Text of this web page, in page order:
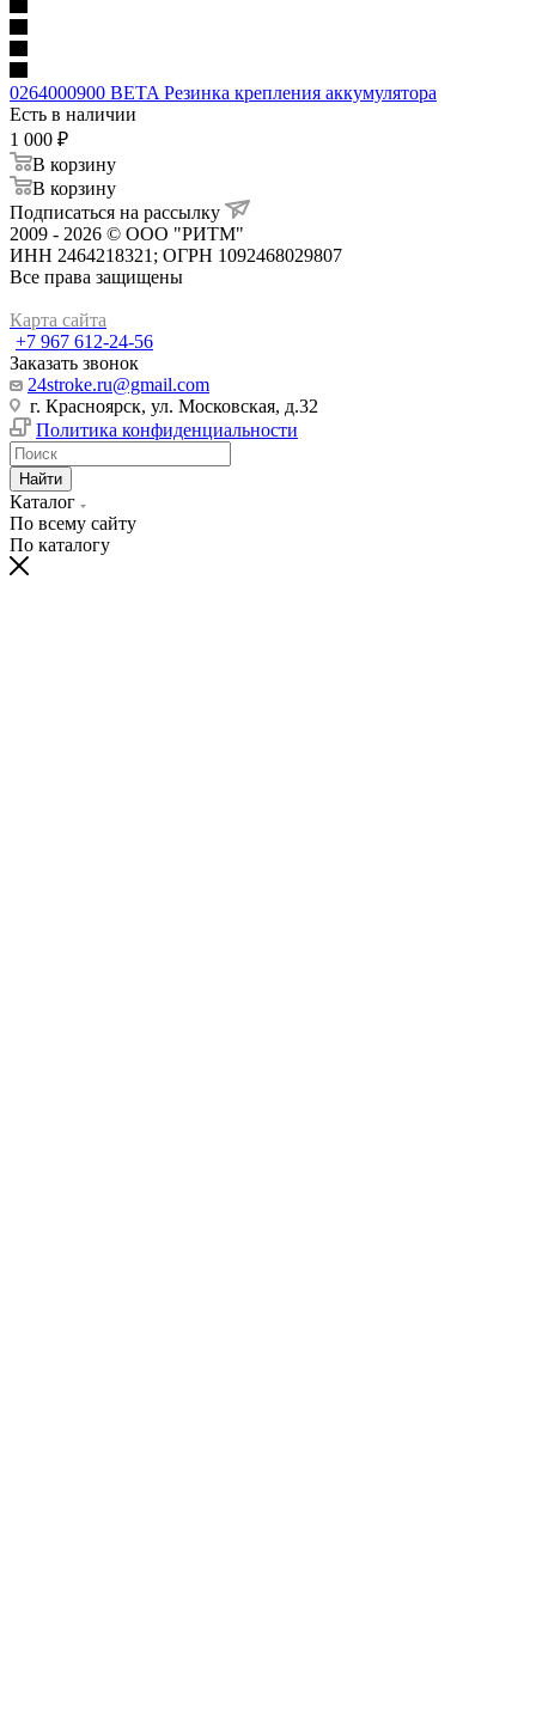
0264000900 BETA Резинка крепления аккумулятора
Есть в наличии
1 000 ₽
В корзину
В корзину
Подписаться на рассылку
2009 - 2026 © ООО "РИТМ"
ИНН 2464218321; ОГРН 1092468029807
Все права защищены
Карта сайта
+7 967 612-24-56
Заказать звонок
24stroke.ru@gmail.com
г. Красноярск, ул. Московская, д.32
Политика конфиденциальности
Найти
Каталог
По всему сайту
По каталогу